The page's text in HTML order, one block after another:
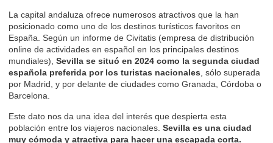
La capital andaluza ofrece numerosos atractivos que la han
posicionado como uno de los destinos turísticos favoritos en
España. Según un informe de Civitatis (empresa de distribución
online de actividades en español en los principales destinos
mundiales), Sevilla se situó en 2024 como la segunda ciudad
española preferida por los turistas nacionales, sólo superada
por Madrid, y por delante de ciudades como Granada, Córdoba o
Barcelona.
Este dato nos da una idea del interés que despierta esta
población entre los viajeros nacionales. Sevilla es una ciudad
muy cómoda y atractiva para hacer una escapada corta.